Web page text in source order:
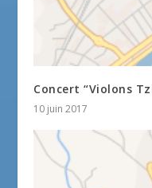
Concert “Violons
10 juin 2017